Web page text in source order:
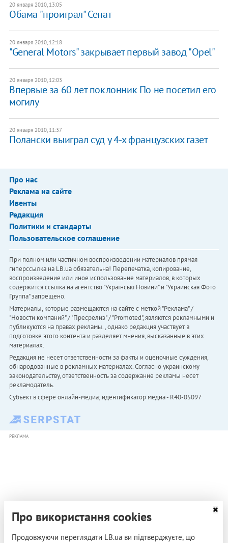
20 января 2010, 13:05
Обама "проиграл" Сенат
20 января 2010, 12:18
"General Motors" закрывает первый завод "Opel"
20 января 2010, 12:03
Впервые за 60 лет поклонник По не посетил его
могилу
20 января 2010, 11:37
Полански выиграл суд у 4-х французских газет
Про нас
Реклама на сайте
Ивенты
Редакция
Политики и стандарты
Пользовательское соглашение
При полном или частичном воспроизведении материалов прямая
гиперссылка на LB.ua обязательна! Перепечатка, копирование,
воспроизведение или иное использование материалов, в которых
содержится ссылка на агентство "Українськi Новини" и "Украинская Фото
Группа" запрещено.
Материалы, которые размещаются на сайте с меткой "Реклама" /
"Новости компаний" / "Пресрелиз" / "Promoted", являются рекламными и
публикуются на правах рекламы. , однако редакция участвует в
подготовке этого контента и разделяет мнения, высказанные в этих
материалах.
Редакция не несет ответственности за факты и оценочные суждения,
обнародованные в рекламных материалах. Согласно украинскому
законодательству, ответственность за содержание рекламы несет
рекламодатель.
Субъект в сфере онлайн-медиа; идентификатор медиа - R40-05097
РЕКЛАМА
Про використання cookies
Продовжуючи переглядати LB.ua ви підтверджуєте, що